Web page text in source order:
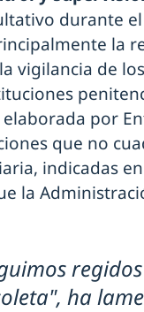
durante
la
vigilancia de
por
que no
indicadas en
la
ha